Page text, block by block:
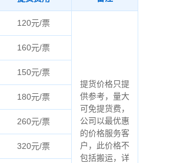
120元/票
提货价格只提
供参考，量大
可免提货费，
公司以最优惠
的价格服务客
户，此价格不
包括搬运，详
160元/票
150元/票
180元/票
260元/票
320元/票